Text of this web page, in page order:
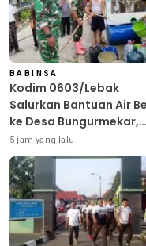
BABINSA
Kodim 0603/Lebak
Salurkan Bantuan Air
ke Desa Bungurmekar,
Ringankan Beban Warga
Terdampak Kemarau
5 jam yang lalu